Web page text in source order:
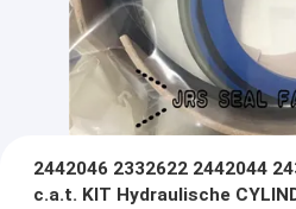
2442046 2332622 2442044
c.a.t. KIT Hydraulische